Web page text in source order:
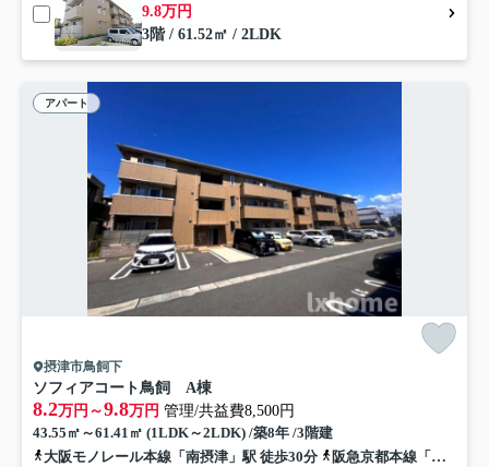
9.8万円
3階 / 61.52㎡ / 2LDK
アパート
摂津市鳥飼下
ソフィアコート鳥飼 A棟
8.2万円～9.8万円 管理/共益費8,500円
43.55㎡～61.41㎡ (1LDK～2LDK) /築8年 /3階建
大阪モノレール本線「南摂津」駅 徒歩30分
阪急京都本線「摂津市」駅 徒歩60分